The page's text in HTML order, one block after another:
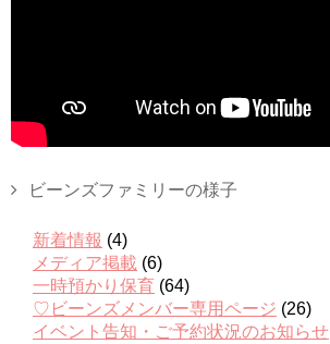
ビーンズファミリーの様子
新着情報 (4)
メディア掲載 (6)
一時預かり保育 (64)
♡ビーンズメンバー専用ページ (26)
イベント告知・ご予約状況のお知らせ